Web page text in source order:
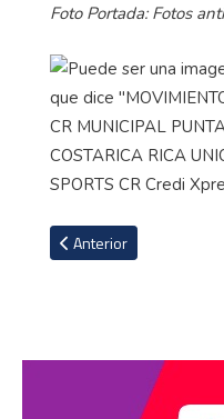
Foto Portada: Fotos
Artículo anterior:
Anterior